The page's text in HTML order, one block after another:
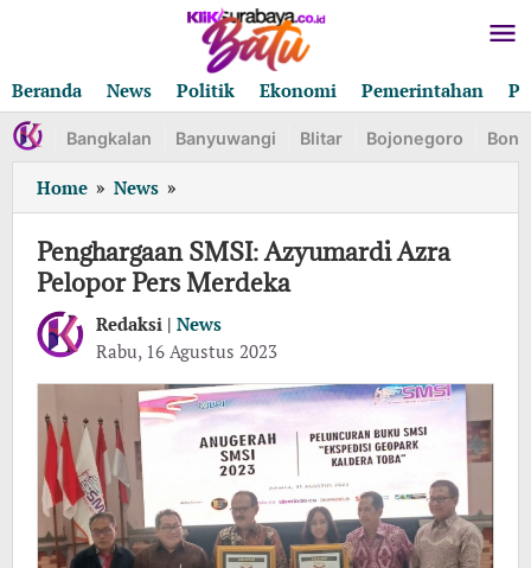
Beranda
News Politik Ekonomi Pemerintahan
Bangkalan Banyuwangi Blitar Bojonegoro
Home » News »
SMSI:
Azyumardi
Azra
Pelopor
Pers
Merdeka
Penghargaan SMSI: Azyumardi Azra
Pelopor Pers Merdeka
Redaksi | News
Rabu, 16 Agustus 2023